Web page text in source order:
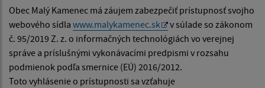
Obec Malý Kamenec má záujem zabezpečiť prístupnosť svojho
webového sídla www.malykamenec.sk
v súlade so zákonom
č. 95/2019 Z. z. o informačných technológiách vo verejnej
správe a príslušnými vykonávacími predpismi v rozsahu
podmienok podľa smernice (EÚ) 2016/2012.
Toto vyhlásenie o prístupnosti sa vzťahuje